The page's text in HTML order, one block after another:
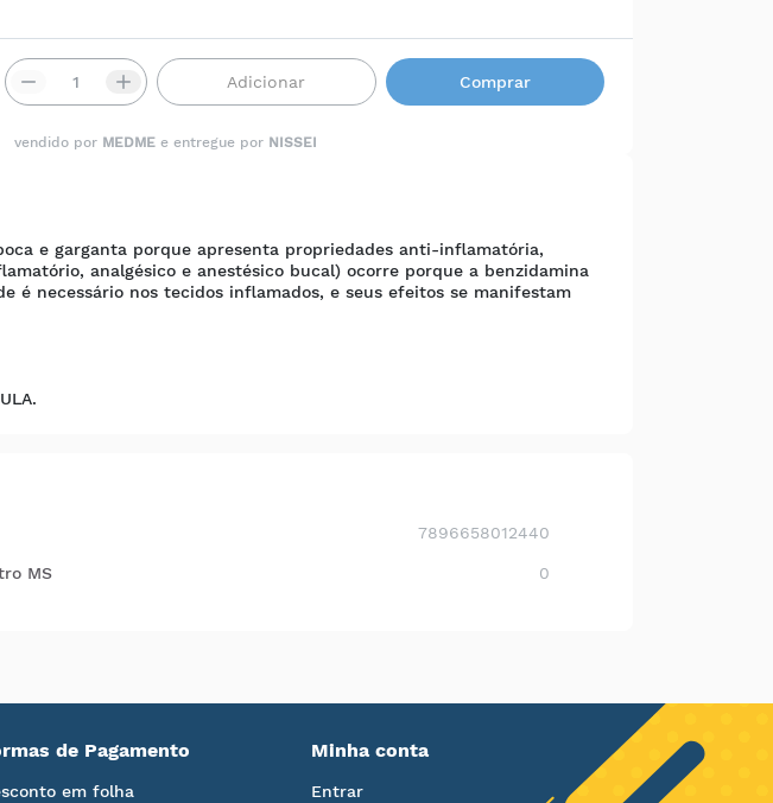
Adicionar Comprar
vendido por MEDME e entregue por NISSEI
e garganta porque apresenta propriedades anti-inflamatória,
analgésico e anestésico bucal) ocorre porque a benzidamina
é necessário nos tecidos inflamados, e seus efeitos se manifestam
7896658012440
MS 0
de Pagamento
em folha
Minha conta
Entrar